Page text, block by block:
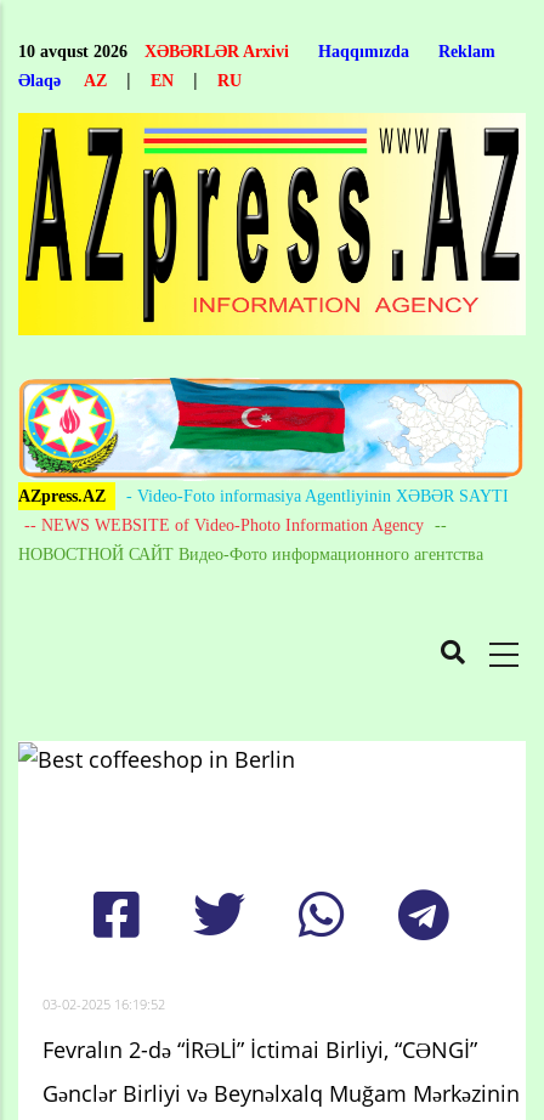
main
content
10 avqust 2026 XƏBƏRLƏR Arxivi Haqqımızda
Reklam
Əlaqə
AZ | EN | RU
AZpress.AZ
- Video-Foto informasiya Agentliyinin XƏBƏR SAYTI
-- NEWS WEBSITE of Video-Photo Information Agency --
НОВОСТНОЙ САЙТ Видео-Фото информационного агентства
Breadcrumb
03-02-2025 16:19:52
Fevralın 2-də “İRƏLİ” İctimai Birliyi, “CƏNGİ”
Gənclər Birliyi və Beynəlxalq Muğam Mərkəzinin